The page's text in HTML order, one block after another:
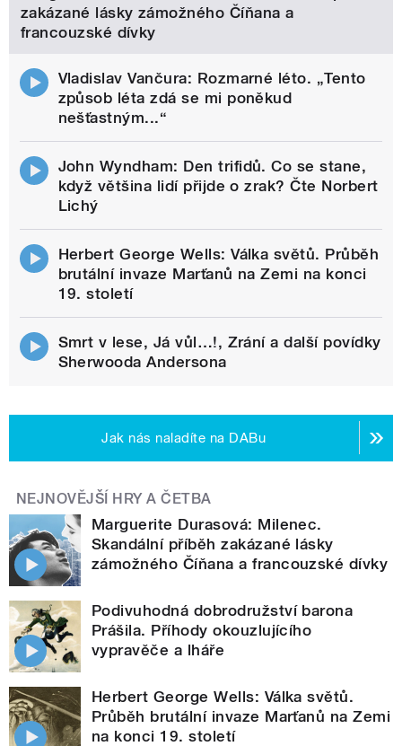
zakázané lásky zámožného Číňana a
francouzské dívky
Vladislav Vančura: Rozmarné léto. „Tento
způsob léta zdá se mi poněkud
nešťastným...“
John Wyndham: Den trifidů. Co se stane,
když většina lidí přijde o zrak? Čte Norbert
Lichý
Herbert George Wells: Válka světů. Průběh
brutální invaze Marťanů na Zemi na konci
19. století
Smrt v lese, Já vůl…!, Zrání a další povídky
Sherwooda Andersona
Jak nás naladíte na DABu
NEJNOVĚJŠÍ HRY A ČETBA
Marguerite Durasová: Milenec.
Skandální příběh zakázané lásky
zámožného Číňana a francouzské dívky
Podivuhodná dobrodružství barona
Prášila. Příhody okouzlujícího
vypravěče a lháře
Herbert George Wells: Válka světů.
Průběh brutální invaze Marťanů na Zemi
na konci 19. století